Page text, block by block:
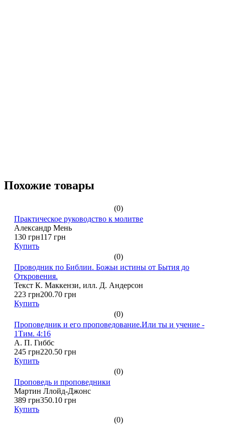
Похожие товары
(0)
Практическое руководство к молитве
Александр Мень
130 грн117 грн
Купить
(0)
Проводник по Библии. Божьи истины от Бытия до
Откровения.
Текст К. Маккензи, илл. Д. Андерсон
223 грн200.70 грн
Купить
(0)
Проповедник и его проповедование.Или ты и учение -
1Тим. 4:16
А. П. Гиббс
245 грн220.50 грн
Купить
(0)
Проповедь и проповедники
Мартин Ллойд-Джонс
389 грн350.10 грн
Купить
(0)